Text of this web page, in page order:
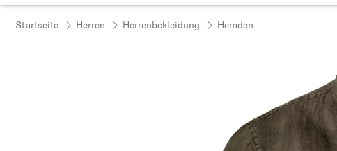
Startseite Herren Herrenbekleidung Hemden